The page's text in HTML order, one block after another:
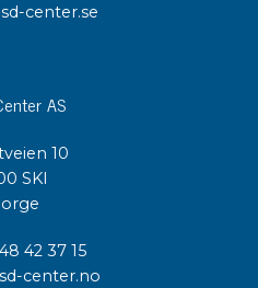
center.se
AS
10
SKI
42 37 15
center.no